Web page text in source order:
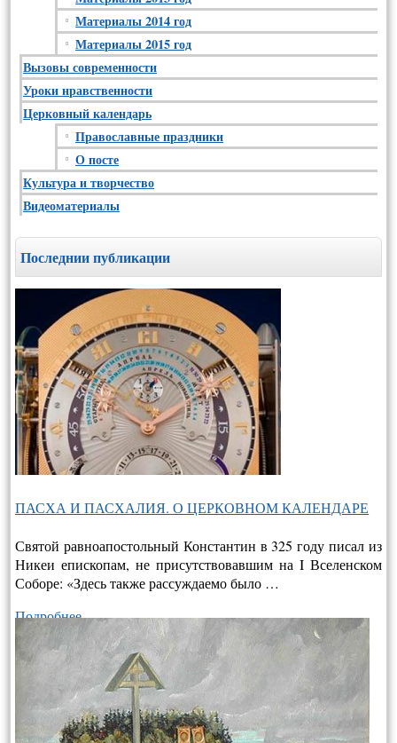
Материалы 2014 год
Материалы 2015 год
Вызовы современности
Уроки нравственности
Церковный календарь
Православные праздники
О посте
Культура и творчество
Видеоматериалы
Последнии публикации
ПАСХА И ПАСХАЛИЯ. О ЦЕРКОВНОМ КАЛЕНДАРЕ
Святой равноапостольный Константин в 325 году писал из
Никеи епископам, не присутствовавшим на I Вселенском
Соборе: «Здесь также рассуждаемо было …
Подробнее…